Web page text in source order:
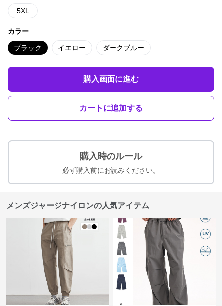
5XL
カラー
ブラック イエロー ダークブルー
購入画面に進む
カートに追加する
購入時のルール
必ず購入前にお読みください。
メンズジャージナイロンの人気アイテム